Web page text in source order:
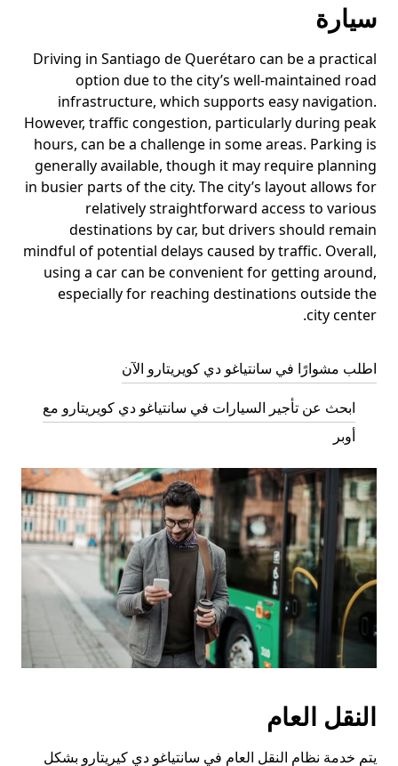
سيارة
Driving in Santiago de Querétaro can be a practical
option due to the city’s well-maintained road
infrastructure, which supports easy navigation.
However, traffic congestion, particularly during peak
hours, can be a challenge in some areas. Parking is
generally available, though it may require planning
in busier parts of the city. The city’s layout allows for
relatively straightforward access to various
destinations by car, but drivers should remain
mindful of potential delays caused by traffic. Overall,
using a car can be convenient for getting around,
especially for reaching destinations outside the
city center.
اطلب مشوارًا في سانتياغو دي كويريتارو الآن
ابحث عن تأجير السيارات في سانتياغو دي كويريتارو مع
أوبر
النقل العام
يتم خدمة نظام النقل العام في سانتياغو دي كيريتارو بشكل